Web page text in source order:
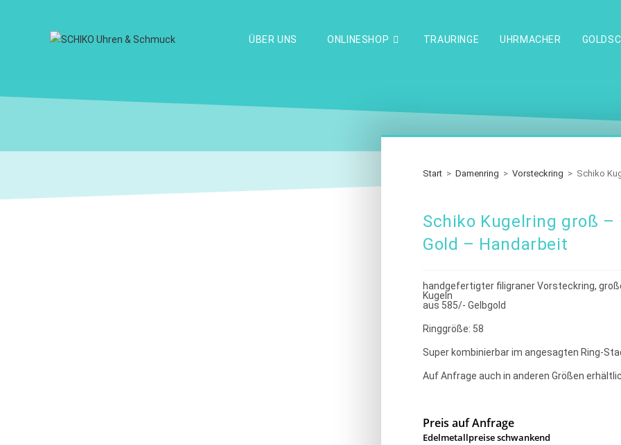
ÜBER UNS ONLINESHOP TRAURINGE UHRMACHER
Start > Damenring > Vorsteckring > Schiko
Schiko Kugelring groß –
Gold – Handarbeit
handgefertigter filigraner Vorsteckring,
Kugeln
aus 585/- Gelbgold
Ringgröße: 58
Super kombinierbar im angesagten Ring-
Auf Anfrage auch in anderen Größen
Preis auf Anfrage
Edelmetallpreise schwankend